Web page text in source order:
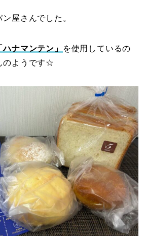
屋さんでした。
ハナマンテン」
を使用しているの
のようです☆